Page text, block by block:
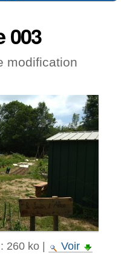
003
modification
260 ko|
Voir